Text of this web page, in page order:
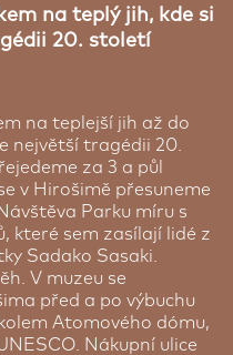
typická japonská jídla
typicky japonsky
as kimonem na
s japonskými
důvodů
si hrdě píše 4*,
mu BUBO
kteří preferují
Sotetsu Grand
Ana Crowne Plaza,
ubytování během
naleznete v
s žádostí na
garantovaná. CK
zájezdu
druhá osoba na
doplatku nutné
na teplý jih, kde si
20. století
na teplejší jih až do
největší tragédii 20.
za 3 a půl
v Hirošimě přesuneme
Parku míru s
které sem zasílají lidé z
Sadako Sasaki.
V muzeu se
před a po výbuchu
Atomového dómu,
Nákupní ulice